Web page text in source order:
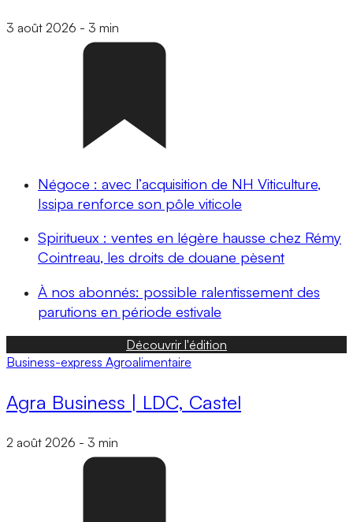
3 août 2026 - 3 min
Négoce : avec l’acquisition de NH Viticulture,
Issipa renforce son pôle viticole
Spiritueux : ventes en légère hausse chez Rémy
Cointreau, les droits de douane pèsent
À nos abonnés: possible ralentissement des
parutions en période estivale
Découvrir l'édition
Business-express Agroalimentaire
Agra Business | LDC, Castel
2 août 2026 - 3 min